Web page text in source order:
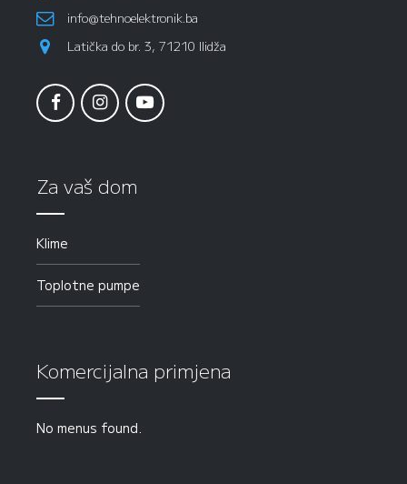
info@tehnoelektronik.ba
Latička do br. 3, 71210 Ilidža
Za vaš dom
Klime
Toplotne pumpe
Komercijalna primjena
No menus found.